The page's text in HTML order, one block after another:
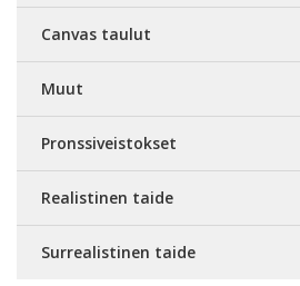
Canvas taulut
Muut
Pronssiveistokset
Realistinen taide
Surrealistinen taide